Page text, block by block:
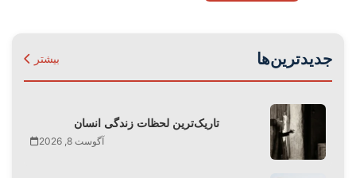
جدیدترین‌ها بیشتر
تاریک‌ترین لحظات زندگی انسان
آگوست 8, 2026